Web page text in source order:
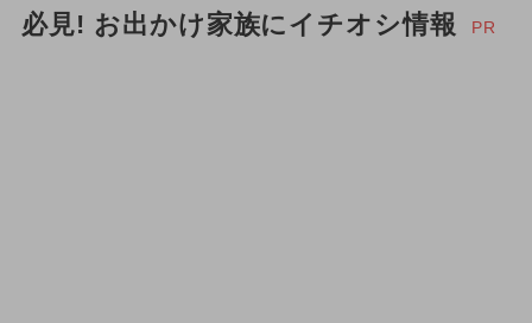
必見! お出かけ家族にイチオシ情報 PR